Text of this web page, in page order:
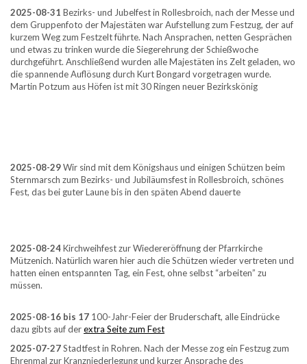
2025-08-31 Bezirks- und Jubelfest in Rollesbroich, nach der Messe und
dem Gruppenfoto der Majestäten war Aufstellung zum Festzug, der auf
kurzem Weg zum Festzelt führte. Nach Ansprachen, netten Gesprächen
und etwas zu trinken wurde die Siegerehrung der Schießwoche
durchgeführt. Anschließend wurden alle Majestäten ins Zelt geladen, wo
die spannende Auflösung durch Kurt Bongard vorgetragen wurde.
Martin Potzum aus Höfen ist mit 30 Ringen neuer Bezirkskönig
2025-08-29Wir sind mit dem Königshaus und einigen Schützen beim
Sternmarsch zum Bezirks- und Jubiläumsfest in Rollesbroich, schönes
Fest, das bei guter Laune bis in den späten Abend dauerte
2025-08-24Kirchweihfest zur Wiedereröffnung der Pfarrkirche
Mützenich. Natürlich waren hier auch die Schützen wieder vertreten und
hatten einen entspannten Tag, ein Fest, ohne selbst “arbeiten” zu
müssen.
2025-08-16 bis 17 100-Jahr-Feier der Bruderschaft, alle Eindrücke
dazu gibts auf derextra Seite zum Fest
2025-07-27Stadtfest in Rohren. Nach der Messe zog ein Festzug zum
Ehrenmal zur Kranzniederlegung und kurzer Ansprache des